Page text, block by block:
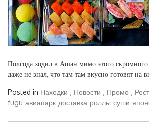
Полгода ходил в Ашан мимо этого
даже не знал, что там там вкусно готовят на
Posted in Находки , Новости , Промо ,
fugu авиапарк доставка роллы суши